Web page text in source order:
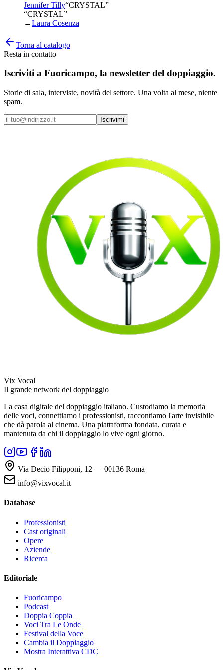
Jennifer Tilly“CRYSTAL”
“CRYSTAL”
→Laura Cosenza
Torna al catalogo
Resta in contatto
Iscriviti a Fuoricampo, la newsletter del doppiaggio.
Storie di sala, interviste, novità del settore. Una volta al mese, niente
spam.
Iscrivimi
Vix Vocal
Il grande network del doppiaggio
La casa digitale del doppiaggio italiano. Custodiamo la memoria
delle voci, connettiamo i professionisti, raccontiamo l'arte invisibile
che dà parola al cinema. Una piattaforma fondata, curata e
mantenuta da chi il doppiaggio lo vive ogni giorno.
Via Decio Filipponi, 12 — 00136 Roma
info@vixvocal.it
Database
Professionisti
Cast originali
Opere
Aziende
Ricerca
Editoriale
Fuoricampo
Podcast
Doppia Coppia
Voci Tra Le Onde
Festival della Voce
Cambia il Doppiaggio
Mostra Interattiva CDC